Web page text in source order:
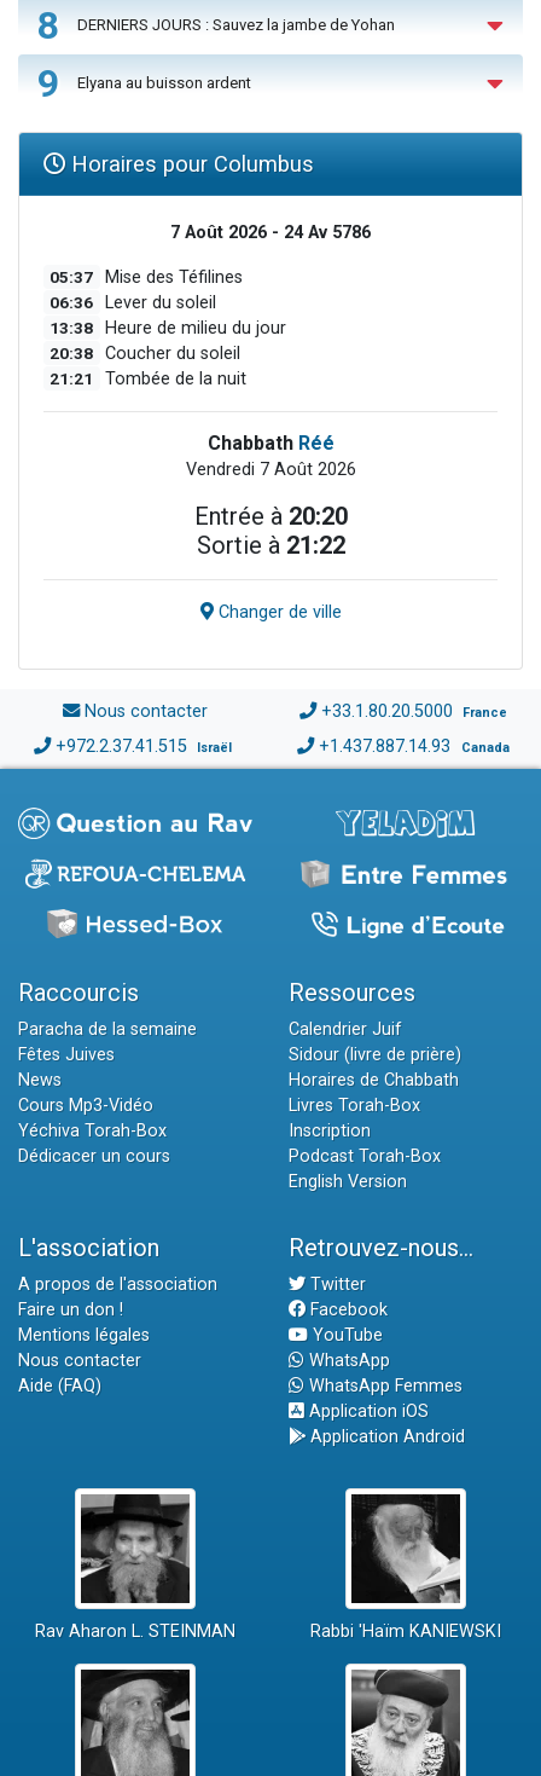
8 DERNIERS JOURS : Sauvez la jambe de Yohan
9 Elyana au buisson ardent
Horaires pour Columbus
7 Août 2026 - 24 Av 5786
05:37 Mise des Téfilines
06:36 Lever du soleil
13:38 Heure de milieu du jour
20:38 Coucher du soleil
21:21 Tombée de la nuit
Chabbath Réé
Vendredi 7 Août 2026
Entrée à 20:20
Sortie à 21:22
Changer de ville
Nous contacter +33.1.80.20.5000 France
+972.2.37.41.515 Israël +1.437.887.14.93 Canada
Raccourcis
Paracha de la semaine
Fêtes Juives
News
Cours Mp3-Vidéo
Yéchiva Torah-Box
Dédicacer un cours
Ressources
Calendrier Juif
Sidour (livre de prière)
Horaires de Chabbath
Livres Torah-Box
Inscription
Podcast Torah-Box
English Version
L'association
A propos de l'association
Faire un don !
Mentions légales
Nous contacter
Aide (FAQ)
Retrouvez-nous...
Twitter
Facebook
YouTube
WhatsApp
WhatsApp Femmes
Application iOS
Application Android
Rav Aharon L. STEINMAN Rabbi 'Haïm KANIEWSKI